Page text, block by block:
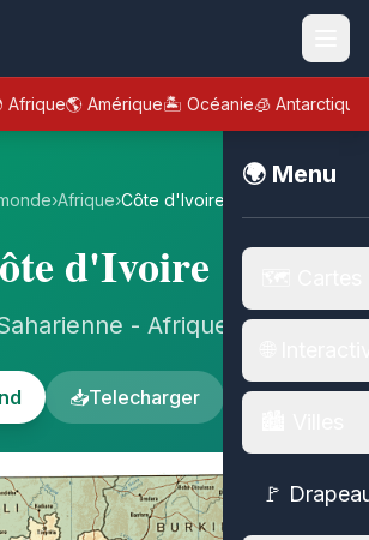
Afrique🌎 Amérique🏝️ Océanie🧊 Antarctique
🌍 Menu
🚩
›Afrique›Côte d'Ivoire
d'Ivoire
- Afrique
📥Telecharger